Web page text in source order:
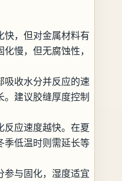
快，但对金属材料有
慢，但无腐蚀性，
吸收水分并反应的速
。建议胶缝厚度控制
反应速度越快。在夏
季低温时则需延长等
参与固化，湿度适宜